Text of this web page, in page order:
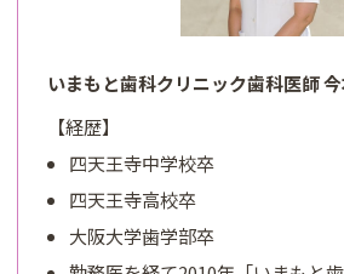
いまもと歯科クリニック歯科医師
【経歴】
四天王寺中学校卒
四天王寺高校卒
大阪大学歯学部卒